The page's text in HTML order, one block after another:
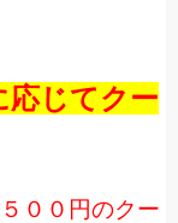
じてクー
００円のクー